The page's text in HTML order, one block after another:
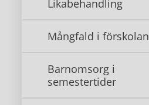
Likabehandling
Mångfald i förskolan
Barnomsorg i
semestertider